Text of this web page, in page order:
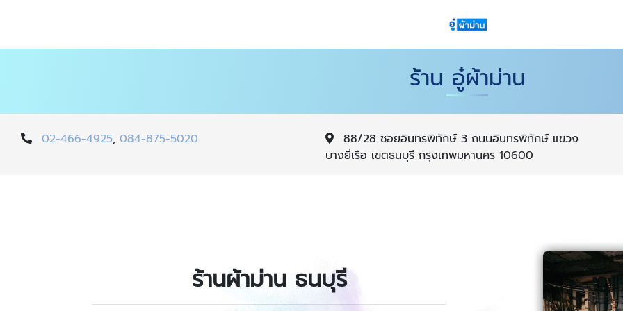
ร้าน อู๋ผ้าม่าน
02-466-4925, 084-875-5020
88/28 ซอยอินทรพิทักษ์ 3 ถนนอินทรพิทักษ์ แขวง
บางยี่เรือ เขตธนบุรี กรุงเทพมหานคร 10600
ร้านผ้าม่าน ธนบุรี